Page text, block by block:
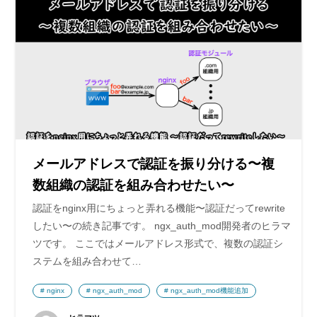
メールアドレスで認証を振り分ける〜複
数組織の認証を組み合わせたい〜
認証をnginx用にちょっと弄れる機能〜認証だってrewrite
したい〜の続き記事です。 ngx_auth_mod開発者のヒラマ
ツです。 ここではメールアドレス形式で、複数の認証シ
ステムを組み合わせて…
nginx ngx_auth_mod ngx_auth_mod機能追加